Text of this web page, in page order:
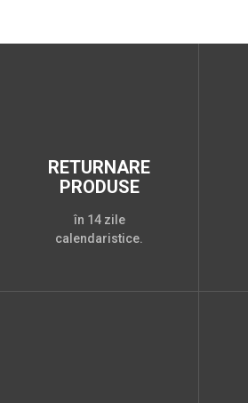
RETURNARE
PRODUSE
în 14 zile
calendaristice.